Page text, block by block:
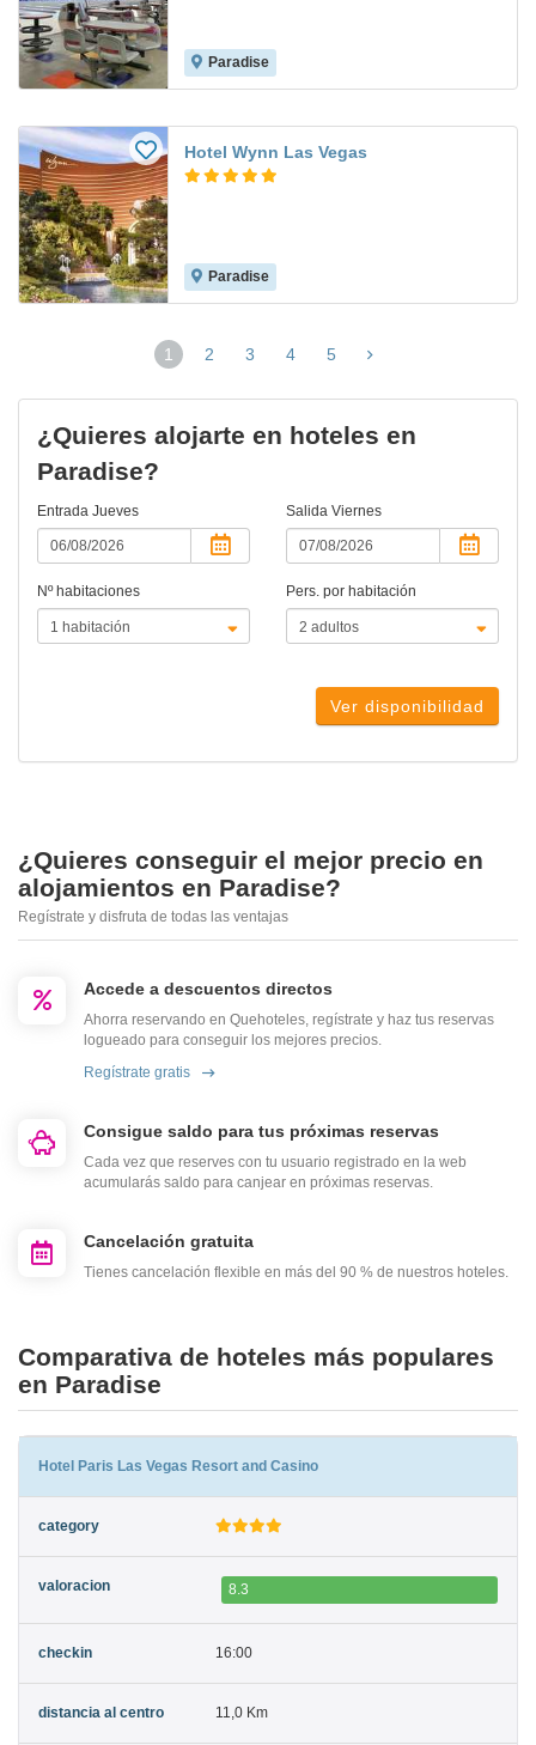
Paradise
Hotel Wynn Las Vegas
Paradise
1
(página
2 3 4 5
¿Quieres alojarte en hoteles en
Paradise?
Entrada Jueves Salida Viernes
Nº habitaciones Pers. por habitación
Ver disponibilidad
¿Quieres conseguir el mejor precio en
alojamientos en Paradise?
Regístrate y disfruta de todas las ventajas
Accede a descuentos directos
Ahorra reservando en Quehoteles, regístrate y haz tus reservas
logueado para conseguir los mejores precios.
Regístrate gratis
Consigue saldo para tus próximas reservas
Cada vez que reserves con tu usuario registrado en la web
acumularás saldo para canjear en próximas reservas.
Cancelación gratuita
Tienes cancelación flexible en más del 90 % de nuestros hoteles.
Comparativa de hoteles más populares
en Paradise
Hotel Paris Las Vegas Resort and Casino
8.3
16:00
11,0 Km